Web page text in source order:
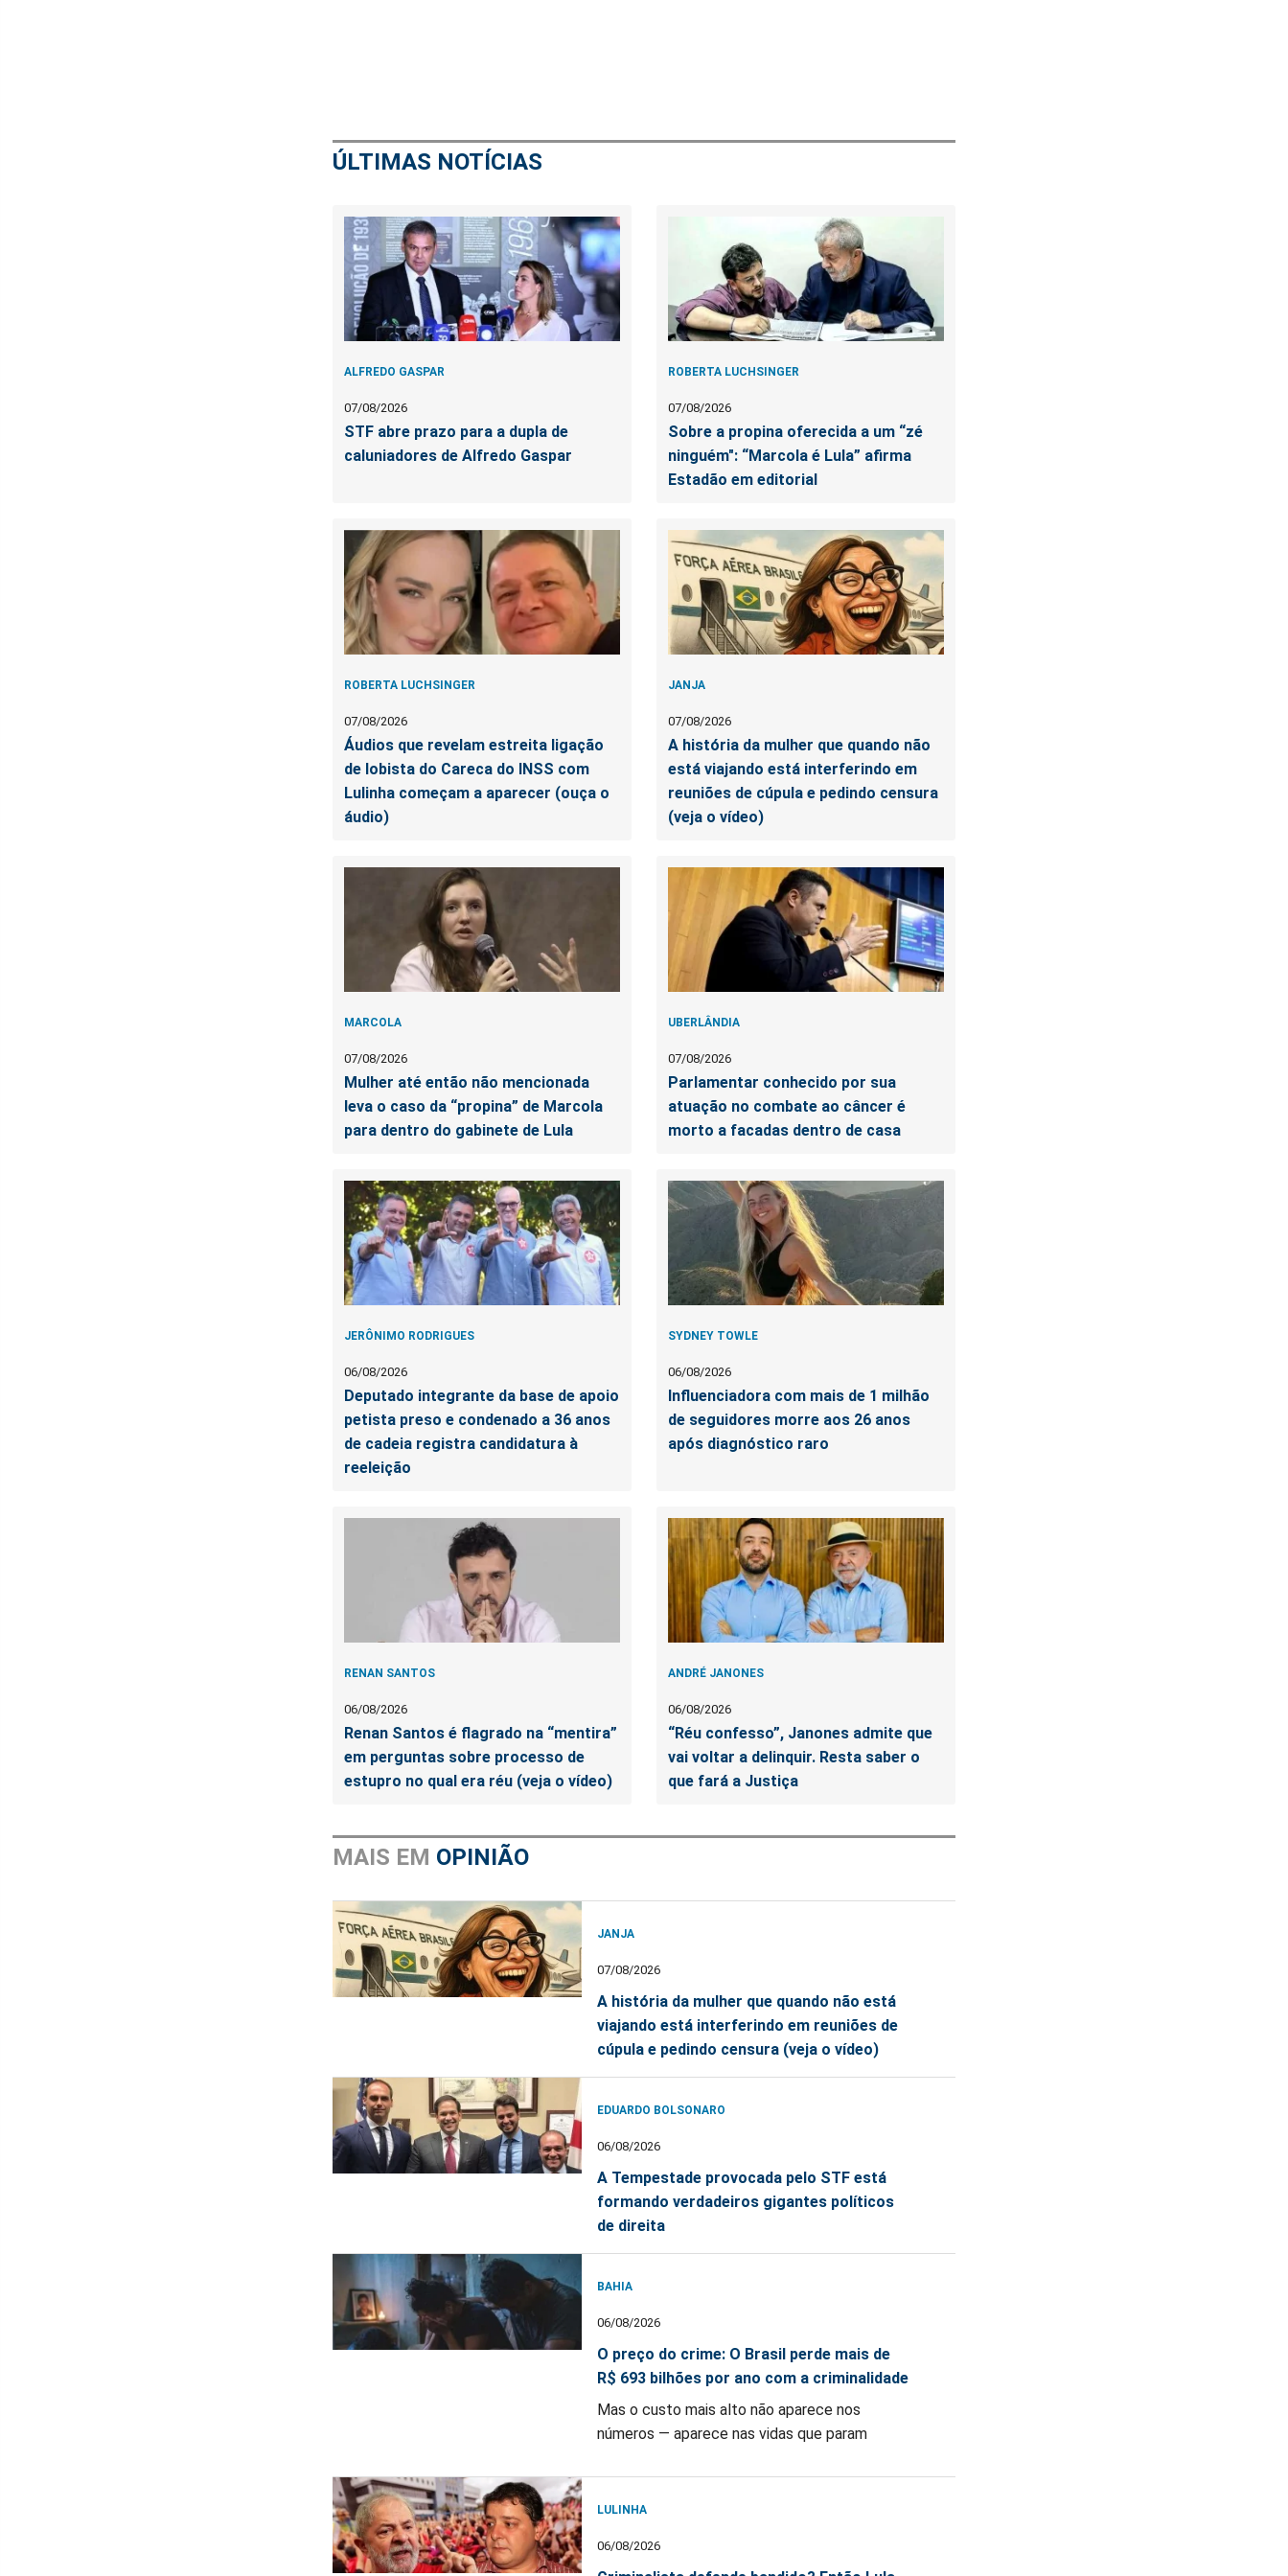
ÚLTIMAS NOTÍCIAS
ALFREDO GASPAR
07/08/2026
STF abre prazo para a dupla de
caluniadores de Alfredo Gaspar
ROBERTA LUCHSINGER
07/08/2026
Sobre a propina oferecida a um “zé
ninguém": “Marcola é Lula” afirma
Estadão em editorial
ROBERTA LUCHSINGER
07/08/2026
Áudios que revelam estreita ligação
de lobista do Careca do INSS com
Lulinha começam a aparecer (ouça o
áudio)
JANJA
07/08/2026
A história da mulher que quando não
está viajando está interferindo em
reuniões de cúpula e pedindo censura
(veja o vídeo)
MARCOLA
07/08/2026
Mulher até então não mencionada
leva o caso da “propina” de Marcola
para dentro do gabinete de Lula
UBERLÂNDIA
07/08/2026
Parlamentar conhecido por sua
atuação no combate ao câncer é
morto a facadas dentro de casa
JERÔNIMO RODRIGUES
06/08/2026
Deputado integrante da base de apoio
petista preso e condenado a 36 anos
de cadeia registra candidatura à
reeleição
SYDNEY TOWLE
06/08/2026
Influenciadora com mais de 1 milhão
de seguidores morre aos 26 anos
após diagnóstico raro
RENAN SANTOS
06/08/2026
Renan Santos é flagrado na “mentira”
em perguntas sobre processo de
estupro no qual era réu (veja o vídeo)
ANDRÉ JANONES
06/08/2026
“Réu confesso”, Janones admite que
vai voltar a delinquir. Resta saber o
que fará a Justiça
MAIS EM OPINIÃO
JANJA
07/08/2026
A história da mulher que quando não está
viajando está interferindo em reuniões de
cúpula e pedindo censura (veja o vídeo)
EDUARDO BOLSONARO
06/08/2026
A Tempestade provocada pelo STF está
formando verdadeiros gigantes políticos
de direita
BAHIA
06/08/2026
O preço do crime: O Brasil perde mais de
R$ 693 bilhões por ano com a criminalidade
Mas o custo mais alto não aparece nos
números — aparece nas vidas que param
LULINHA
06/08/2026